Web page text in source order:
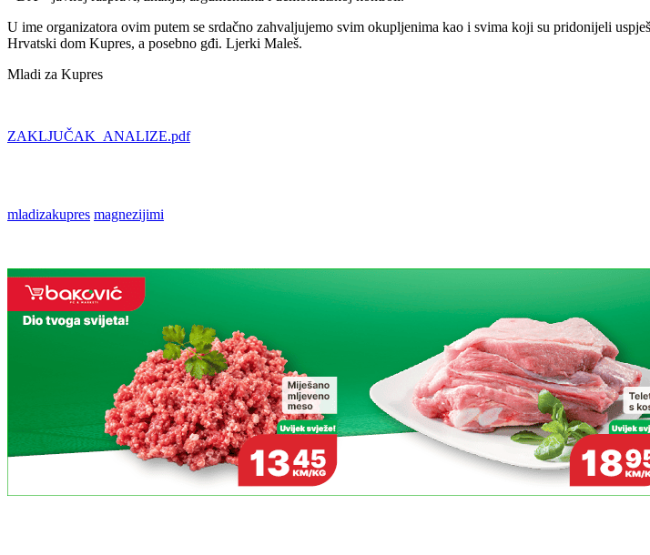
U ime organizatora ovim putem se srdačno zahvaljujemo svim okupljenima kao i svima koji su pridonijeli
Hrvatski dom Kupres, a posebno gđi. Ljerki Maleš.
Mladi za Kupres
ZAKLJUČAK_ANALIZE.pdf
mladizakupres magnezijimi